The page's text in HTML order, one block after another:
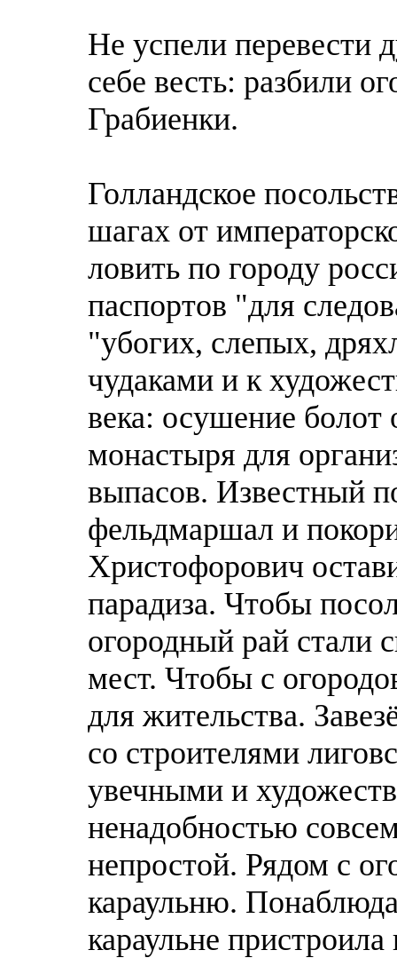
Не успели перевести
себе весть: разбили
Грабиенки.
Голландское
шагах от
ловить по городу
паспортов "для
"убогих, слепых,
чудаками и к
века: осушение болот
монастыря для
выпасов. Известный
фельдмаршал и
Христофорович
парадиза. Чтобы
огородный рай стали
мест. Чтобы с
для жительства.
со строителями
увечными и
ненадобностью
непростой. Рядом с
караульню.
караульне